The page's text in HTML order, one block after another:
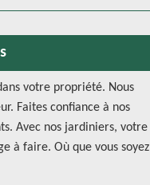
votre propriété. Nous
Faites confiance à nos
Avec nos jardiniers, votre
à faire. Où que vous soyez